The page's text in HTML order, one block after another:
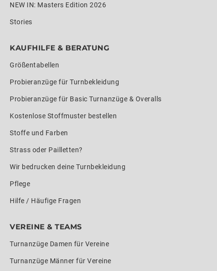
NEW IN: Masters Edition 2026
Stories
KAUFHILFE & BERATUNG
Größentabellen
Probieranzüge für Turnbekleidung
Probieranzüge für Basic Turnanzüge & Overalls
Kostenlose Stoffmuster bestellen
Stoffe und Farben
Strass oder Pailletten?
Wir bedrucken deine Turnbekleidung
Pflege
Hilfe / Häufige Fragen
VEREINE & TEAMS
Turnanzüge Damen für Vereine
Turnanzüge Männer für Vereine